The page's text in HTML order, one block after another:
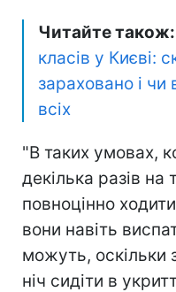
Читайте також:
класів у Києві:
зараховано і чи
всіх
"В таких умовах,
декілька разів
повноцінно
вони навіть
можуть, оскільки
ніч сидіти в